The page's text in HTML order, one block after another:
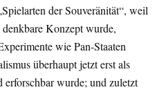
der Souveränität“, weil
Konzept wurde,
wie Pan-Staaten
überhaupt jetzt erst als
wurde; und zuletzt